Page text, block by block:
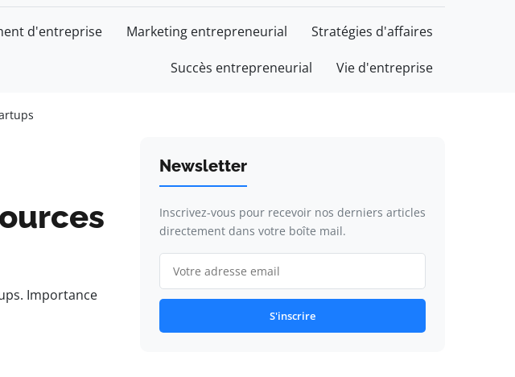
d'entreprise Marketing entrepreneurial Stratégies d'affaires
Succès entrepreneurial Vie d'entreprise
Importance
Newsletter
Inscrivez-vous pour recevoir nos derniers articles
directement dans votre boîte mail.
S'inscrire